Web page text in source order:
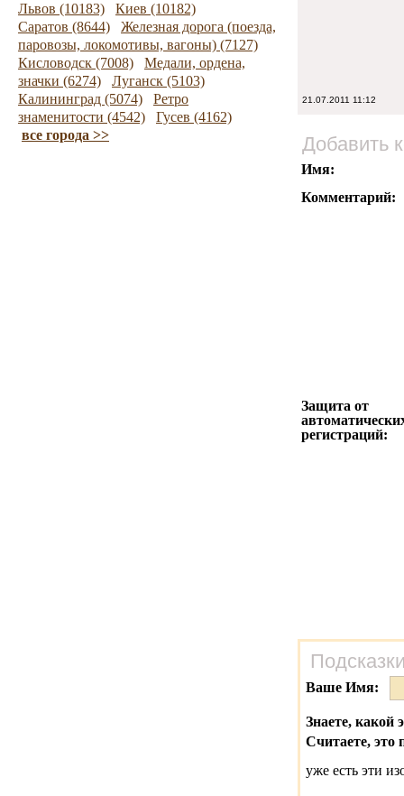
Львов (10183)
Киев (10182)
Саратов (8644)
Железная дорога (поезда,
паровозы, локомотивы, вагоны) (7127)
Кисловодск (7008)
Медали, ордена,
значки (6274)
Луганск (5103)
Калининград (5074)
Ретро
знаменитости (4542)
Гусев (4162)
все города >>
21.07.2011 11:12
Добавить
Имя:
Комментарий:
Защита от
регистраций:
Ваше Имя:
Знаете, какой
Считаете, это
уже есть эти